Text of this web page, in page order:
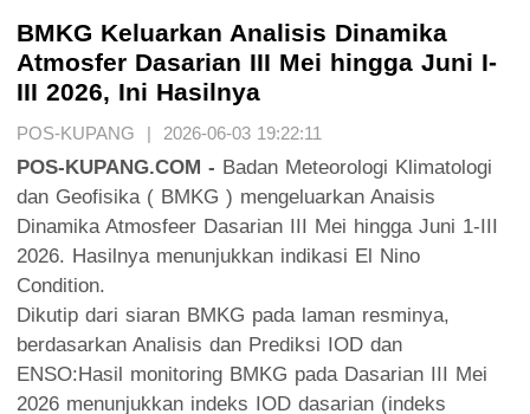
BMKG Keluarkan Analisis Dinamika
Atmosfer Dasarian III Mei hingga Juni I-
III 2026, Ini Hasilnya
POS-KUPANG | 2026-06-03 19:22:11
POS-KUPANG.COM - Badan Meteorologi Klimatologi
dan Geofisika ( BMKG ) mengeluarkan Anaisis
Dinamika Atmosfeer Dasarian III Mei hingga Juni 1-III
2026. Hasilnya menunjukkan indikasi El Nino
Condition.
Dikutip dari siaran BMKG pada laman resminya,
berdasarkan Analisis dan Prediksi IOD dan
ENSO:Hasil monitoring BMKG pada Dasarian III Mei
2026 menunjukkan indeks IOD dasarian (indeks